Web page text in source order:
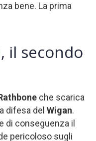
bene. La prima
il secondo
che scarica
difesa del Wigan.
e di conseguenza il
pericoloso sugli